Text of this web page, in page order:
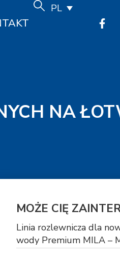
PL
NA
MOŻE CIĘ
Linia rozlewnicza dla
wody Premium MILA –